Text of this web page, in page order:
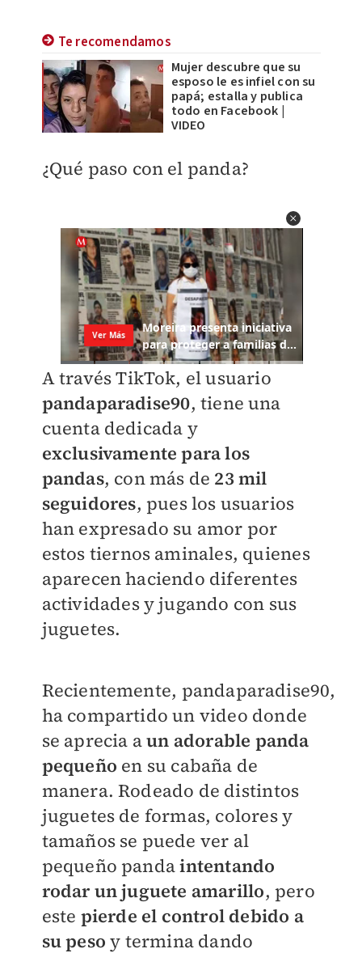
Te recomendamos
Mujer descubre que su
esposo le es infiel con su
papá; estalla y publica
todo en Facebook |
VIDEO
¿Qué paso con el panda?
A través TikTok, el usuario
pandaparadise90, tiene una
cuenta dedicada y
exclusivamente para los
pandas, con más de 23 mil
seguidores, pues los usuarios
han expresado su amor por
estos tiernos aminales, quienes
aparecen haciendo diferentes
actividades y jugando con sus
juguetes.
Recientemente, pandaparadise90,
ha compartido un video donde
se aprecia aun adorable panda
pequeño en su cabaña de
manera. Rodeado de distintos
juguetes de formas, colores y
tamaños se puede ver al
pequeño pandaintentando
rodar un juguete amarillo, pero
este pierde el control debido a
su pesoy termina dando